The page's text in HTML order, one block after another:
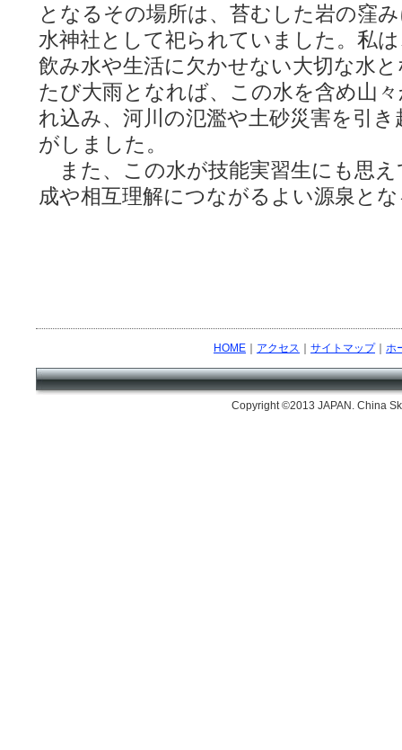
となるその場所は、苔むした岩の窪
水神社として祀られていました。私
飲み水や生活に欠かせない大切な水
たび大雨となれば、この水を含め山
れ込み、河川の氾濫や土砂災害を引
がしました。
また、この水が技能実習生にも思
成や相互理解につながるよい源泉と
HOME アクセス サイトマップ｜ ホ
Copyright ©2013 JAPAN. China